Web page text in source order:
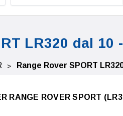
LR320 dal 10
Range Rover SPORT
RANGE ROVER SPORT